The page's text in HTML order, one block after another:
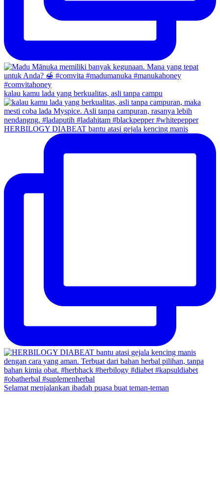
kalau kamu lada yang berkualitas, asli tanpa campu
HERBILOGY DIABEAT bantu atasi gejala kencing manis
Selamat menjalankan ibadah puasa buat teman-teman